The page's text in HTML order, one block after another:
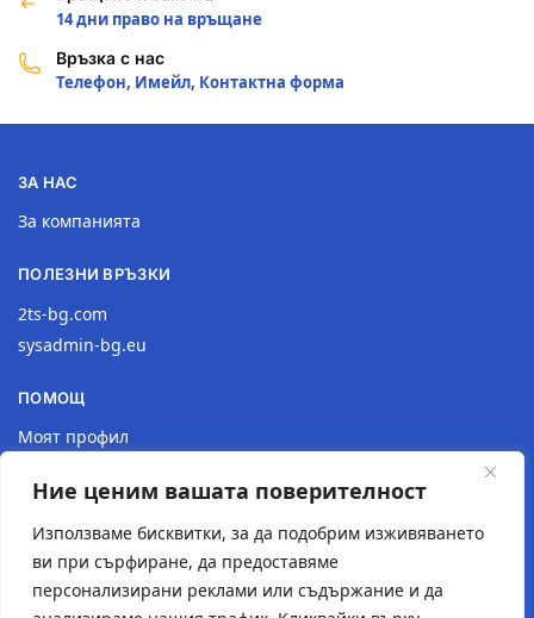
Ние ценим вашата поверителност
Използваме бисквитки, за да подобрим изживяването
ви при сърфиране, да предоставяме
персонализирани реклами или съдържание и да
14 дни право на връщане
Връзка с нас
Телефон, Имейл, Контактна форма
ЗА НАС
За компанията
ПОЛЕЗНИ ВРЪЗКИ
2ts-bg.com
sysadmin-bg.eu
ПОМОЩ
Моят профил
Връщане на продукт
Политика за поверителност